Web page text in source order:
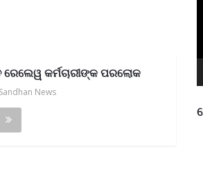
କର୍ମଚାରୀଙ୍କ ପରଲୋକ
Sandhan News